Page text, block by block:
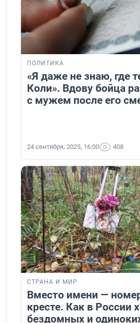
ПОЛИТИКА
«Я даже не знаю, где
Коли». Вдову бойца
с мужем после его
24 сентября, 2025, 16:00 408
СТРАНА И МИР
Вместо имени —
кресте. Как в России
бездомных и